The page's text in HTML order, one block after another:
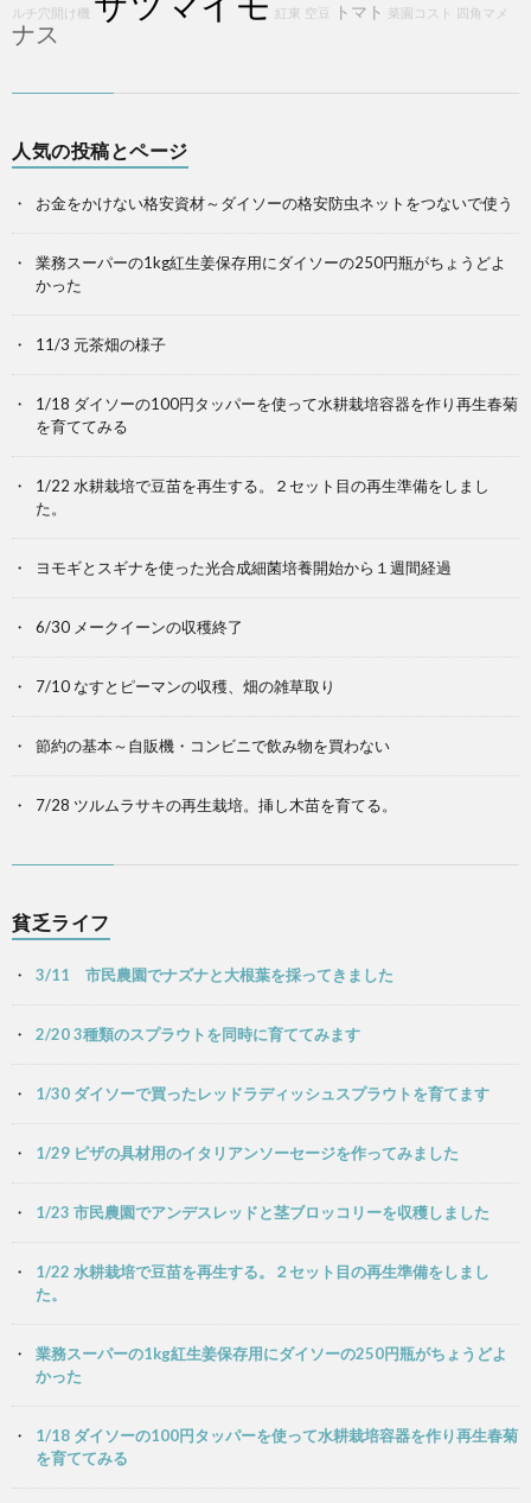
ルチ穴開け機 紅東 空豆 トマト 菜園コスト 四角マメ
ナス
人気の投稿とページ
お金をかけない格安資材～ダイソーの格安防虫ネットをつないで使う
業務スーパーの1kg紅生姜保存用にダイソーの250円瓶がちょうどよ
かった
11/3 元茶畑の様子
1/18 ダイソーの100円タッパーを使って水耕栽培容器を作り再生春菊
を育ててみる
1/22 水耕栽培で豆苗を再生する。２セット目の再生準備をしまし
た。
ヨモギとスギナを使った光合成細菌培養開始から１週間経過
6/30 メークイーンの収穫終了
7/10 なすとピーマンの収穫、畑の雑草取り
節約の基本～自販機・コンビニで飲み物を買わない
7/28 ツルムラサキの再生栽培。挿し木苗を育てる。
貧乏ライフ
3/11 市民農園でナズナと大根葉を採ってきました
2/20 3種類のスプラウトを同時に育ててみます
1/30 ダイソーで買ったレッドラディッシュスプラウトを育てます
1/29 ピザの具材用のイタリアンソーセージを作ってみました
1/23 市民農園でアンデスレッドと茎ブロッコリーを収穫しました
1/22 水耕栽培で豆苗を再生する。２セット目の再生準備をしまし
た。
業務スーパーの1kg紅生姜保存用にダイソーの250円瓶がちょうどよ
かった
1/18 ダイソーの100円タッパーを使って水耕栽培容器を作り再生春菊
を育ててみる